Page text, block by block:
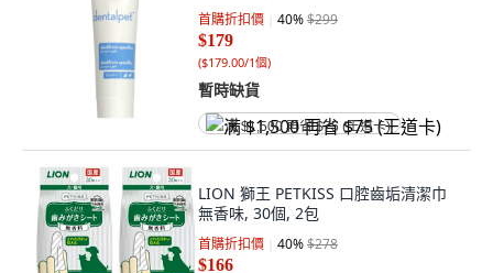
首購折扣價 40%$299
$179
($179.00/1個)
暫時缺貨
满 $1,500 再省 $75 (王道卡)
LION 獅王 PETKISS 口腔齒垢清潔巾
無香味, 30個, 2包
首購折扣價 40%$278
$166